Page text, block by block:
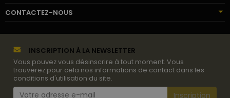
CONTACTEZ-NOUS
INSCRIPTION À LA NEWSLETTER
Vous pouvez vous désinscrire à tout moment. Vous
trouverez pour cela nos informations de contact dans les
conditions d'utilisation du site.